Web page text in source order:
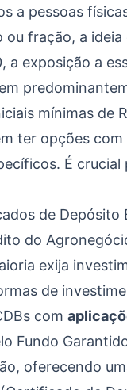
a pessoas
fração, a
a exposição a
mínimas de
ter opções
É crucial
de Depósito
do
exija
de
com
Fundo
oferecendo